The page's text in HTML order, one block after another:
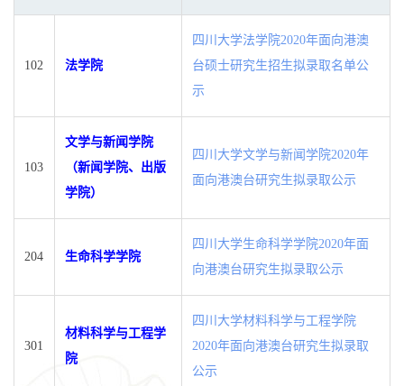
102 法学院
四川大学法学院2020年面向港澳
台硕士研究生招生拟录取名单公
示
103
文学与新闻学院
（新闻学院、出版
学院）
四川大学文学与新闻学院2020年
面向港澳台研究生拟录取公示
204 生命科学学院
四川大学生命科学学院2020年面
向港澳台研究生拟录取公示
301
材料科学与工程学
院
四川大学材料科学与工程学院
2020年面向港澳台研究生拟录取
公示